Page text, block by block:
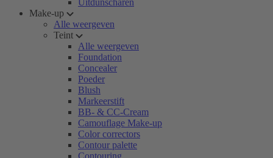
Uitdunscharen
Make-up
Alle weergeven
Teint
Alle weergeven
Foundation
Concealer
Poeder
Blush
Markeerstift
BB- & CC-Cream
Camouflage Make-up
Color correctors
Contour palette
Contouring